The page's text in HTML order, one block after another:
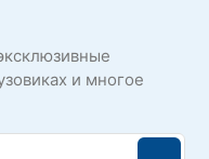
и многое